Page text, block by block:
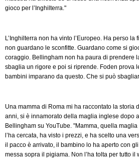
gioco per l’Inghilterra."
L’Inghilterra non ha vinto l’Europeo. Ha perso
non guardano le sconfitte. Guardano come si
coraggio. Bellingham non ha paura di prendere
sbaglia un rigore e poi si riprende. Foden prova
bambini imparano da questo. Che si può
Una mamma di Roma mi ha raccontato la storia
anni, si è innamorato della maglia inglese dopo
Bellingham su YouTube. "Mamma, quella
l’ha cercata, ha visto i prezzi, e ha scelto una
il pacco è arrivato, il bambino lo ha aperto con
messa sopra il pigiama. Non l’ha tolta per tutto il